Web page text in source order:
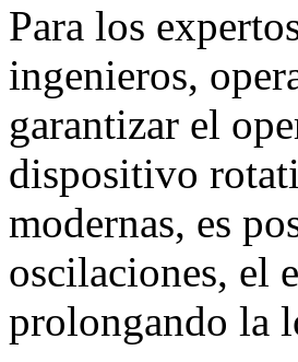
Para los
ingenieros,
garantizar el
dispositivo
modernas, es
oscilaciones, el
prolongando la